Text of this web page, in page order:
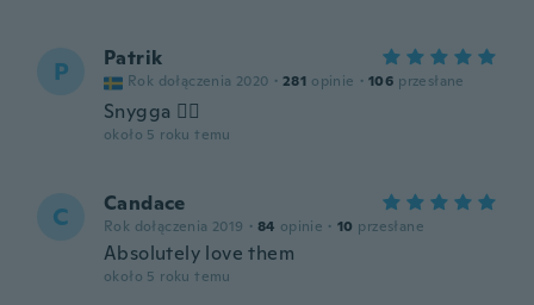
P Patrik
Rok dołączenia 2020 · 281 opinie · 106 przesłane
Snygga 👌🏻
około 5 roku temu
C Candace
Rok dołączenia 2019 · 84 opinie · 10 przesłane
Absolutely love them
około 5 roku temu